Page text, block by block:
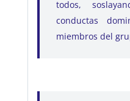
todos,
conductas
miembros del